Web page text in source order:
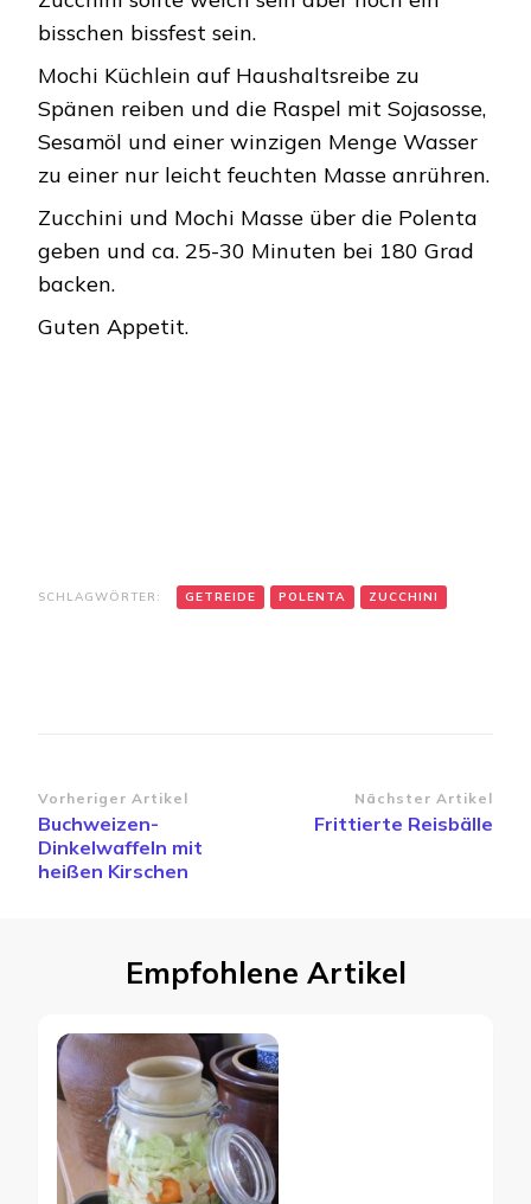
bisschen bissfest sein.
Mochi Küchlein auf Haushaltsreibe zu
Spänen reiben und die Raspel mit Sojasosse,
Sesamöl und einer winzigen Menge Wasser
zu einer nur leicht feuchten Masse anrühren.
Zucchini und Mochi Masse über die Polenta
geben und ca. 25-30 Minuten bei 180 Grad
backen.
Guten Appetit.
SCHLAGWÖRTER: GETREIDE POLENTA ZUCCHINI
Beitragsnavigation
Vorheriger Artikel
Buchweizen-
Dinkelwaffeln mit
heißen Kirschen
Nächster Artikel
Frittierte Reisbälle
Empfohlene Artikel